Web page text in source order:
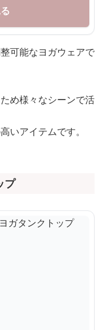
可能なヨガウェアで
め様々なシーンで活
いアイテムです。
プ